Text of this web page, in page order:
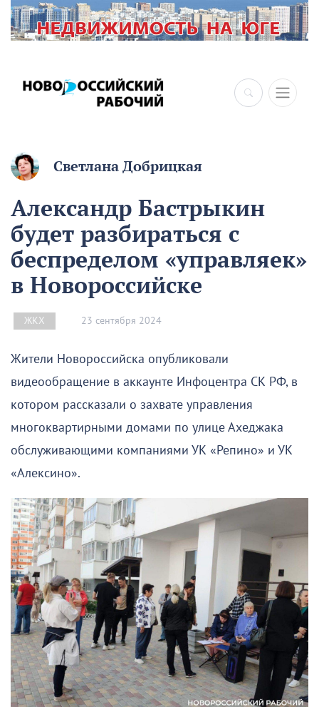
Светлана Добрицкая
Александр Бастрыкин
будет разбираться с
беспределом «управляек»
в Новороссийске
ЖКХ 23 сентября 2024
Жители Новороссийска опубликовали
видеообращение в аккаунте Инфоцентра СК РФ, в
котором рассказали о захвате управления
многоквартирными домами по улице Ахеджака
обслуживающими компаниями УК «Репино» и УК
«Алексино».